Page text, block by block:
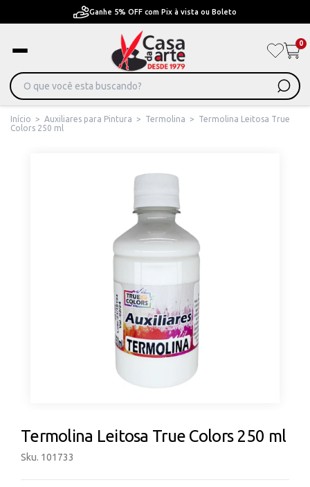
Pague em Até 6x sem juros ou ate 12x com juros
0
Início > Auxiliares para Pintura > Termolina >
Termolina Leitosa True
Colors 250 ml
Termolina Leitosa True Colors 250 ml
Sku. 101733